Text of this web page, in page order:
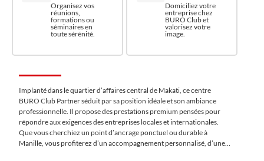
Organisez vos
réunions,
formations ou
séminaires en
toute sérénité.
Domiciliez votre
entreprise chez
BURO Club et
valorisez votre
image.
Implanté dans le quartier d’affaires central de Makati, ce centre
BURO Club Partner séduit par sa position idéale et son ambiance
professionnelle. Il propose des prestations premium pensées pour
répondre aux exigences des entreprises locales et internationales.
Que vous cherchiez un point d’ancrage ponctuel ou durable à
Manille, vous profiterez d’un accompagnement personnalisé, d’une